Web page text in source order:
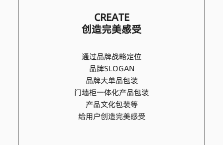
CREATE
创造完美感受
通过品牌战略定位
品牌SLOGAN
品牌大单品包装
门墙柜一体化产品包装
产品文化包装等
给用户创造完美感受